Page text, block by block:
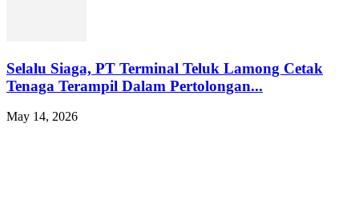
Selalu Siaga, PT Terminal Teluk Lamong Cetak
Tenaga Terampil Dalam Pertolongan...
May 14, 2026